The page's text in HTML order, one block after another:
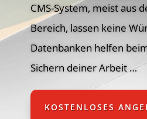
CMS-System, meist aus
Bereich, lassen keine
Datenbanken helfen
Sichern deiner Arbeit …
KOSTENLOSES